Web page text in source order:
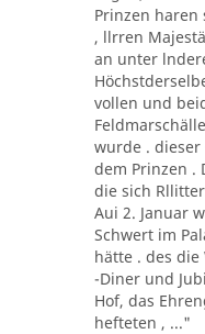
Prinzen haren
, llrren
an unter
vollen und
wurde . dieser
dem Prinzen .
die sich
Aui 2. Januar
Schwert im
hätte . des die
-Diner und
Hof, das
hefteten , ..."